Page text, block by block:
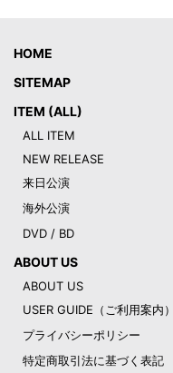
HOME
SITEMAP
ITEM (ALL)
ALL ITEM
NEW RELEASE
来日公演
海外公演
DVD / BD
ABOUT US
ABOUT US
USER GUIDE（ご利用案内）
プライバシーポリシー
特定商取引法に基づく表記